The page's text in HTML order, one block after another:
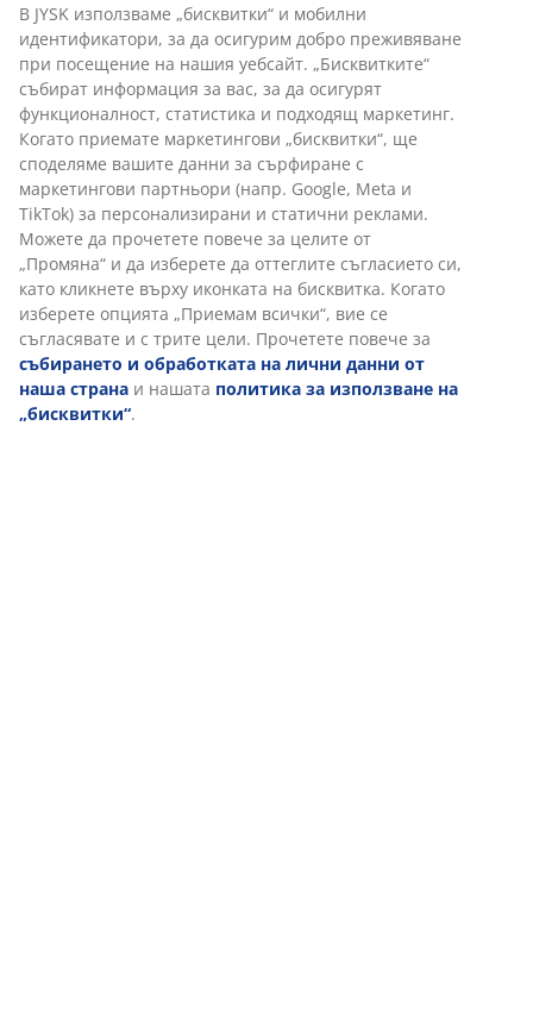
В JYSK използваме „бисквитки“ и мобилни
идентификатори, за да осигурим добро преживяване
при посещение на нашия уебсайт. „Бисквитките“
събират информация за вас, за да осигурят
функционалност, статистика и подходящ маркетинг.
Когато приемате маркетингови „бисквитки“, ще
споделяме вашите данни за сърфиране с
маркетингови партньори (напр. Google, Meta и
TikTok) за персонализирани и статични реклами.
Можете да прочетете повече за целите от
„Промяна“ и да изберете да оттеглите съгласието си,
като кликнете върху иконката на бисквитка. Когато
изберете опцията „Приемам всички“, вие се
съгласявате и с трите цели. Прочетете повече за
събирането и обработката на лични данни от
наша страна и нашата политика за използване на
„бисквитки“.